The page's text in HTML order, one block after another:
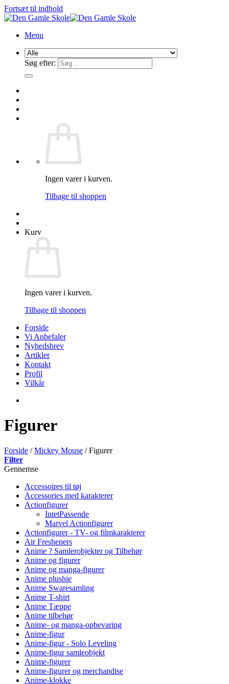
Fortsæt til indhold
Menu
Søg efter:
Ingen varer i kurven.
Tilbage til shoppen
Kurv
Ingen varer i kurven.
Tilbage til shoppen
Forside
Vi Anbefaler
Nyhedsbrev
Artikler
Kontakt
Profil
Vilkår
Figurer
Forside / Mickey Mouse /Figurer
Filter
Gennemse
Accessoires til tøj
Accessories med karakterer
Actionfigurer
IntetPassende
Marvel Actionfigurer
Actionfigurer - TV- og filmkarakterer
Air Fresheners
Anime ? Samlerobjekter og Tilbehør
Anime og figurer
Anime og manga-figurer
Anime plushie
Anime Swaresamling
Anime T-shirt
Anime Tæppe
Anime tilbehør
Anime- og manga-opbevaring
Anime-figur
Anime-figur - Solo Leveling
Anime-figur samleobjekt
Anime-figurer
Anime-figurer og merchandise
Anime-klokke